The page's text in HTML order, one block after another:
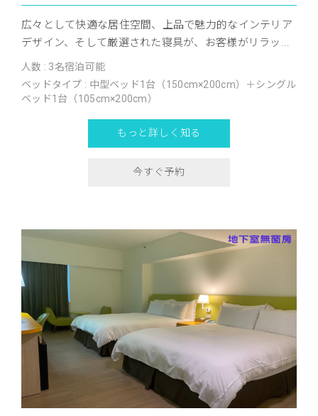
広々として快適な居住空間、上品で魅力的なインテリア
デザイン、そして厳選された寝具が、お客様がリラッ...
人数 : 3名宿泊可能
ベッドタイプ : 中型ベッド1台（150cm×200cm）＋シングル
ベッド1台（105cm×200cm）
もっと詳しく知る
今すぐ予約